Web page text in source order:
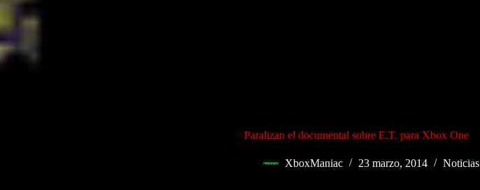
Paralizan el documental sobre E.T. para Xbox One
XboxManiac 23 marzo, 2014 Noticias